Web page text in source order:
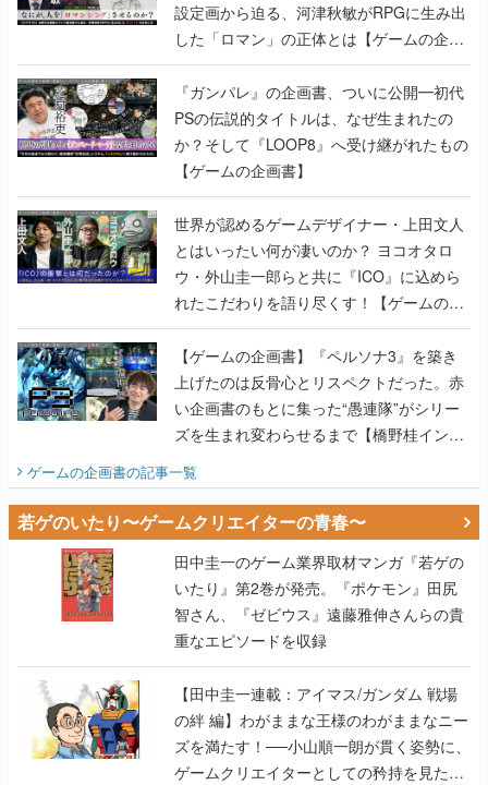
設定画から迫る、河津秋敏がRPGに生み出
した「ロマン」の正体とは【ゲームの企画
書】
『ガンパレ』の企画書、ついに公開━初代
PSの伝説的タイトルは、なぜ生まれたの
か？そして『LOOP8』へ受け継がれたもの
【ゲームの企画書】
世界が認めるゲームデザイナー・上田文人
とはいったい何が凄いのか？ ヨコオタロ
ウ・外山圭一郎らと共に『ICO』に込めら
れたこだわりを語り尽くす！【ゲームの企
画書】
【ゲームの企画書】『ペルソナ3』を築き
上げたのは反骨心とリスペクトだった。赤
い企画書のもとに集った“愚連隊”がシリー
ズを生まれ変わらせるまで【橋野桂インタ
ビュー】
ゲームの企画書の記事一覧
若ゲのいたり〜ゲームクリエイターの青春〜
田中圭一のゲーム業界取材マンガ『若ゲの
いたり』第2巻が発売。『ポケモン』田尻
智さん、『ゼビウス』遠藤雅伸さんらの貴
重なエピソードを収録
【田中圭一連載：アイマス/ガンダム 戦場
の絆 編】わがままな王様のわがままなニー
ズを満たす！──小山順一朗が貫く姿勢に、
ゲームクリエイターとしての矜持を見た